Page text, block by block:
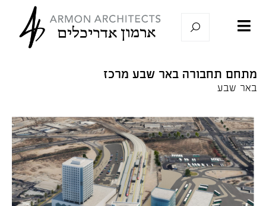
מתחם תחבורה באר שבע מרכז
באר שבע